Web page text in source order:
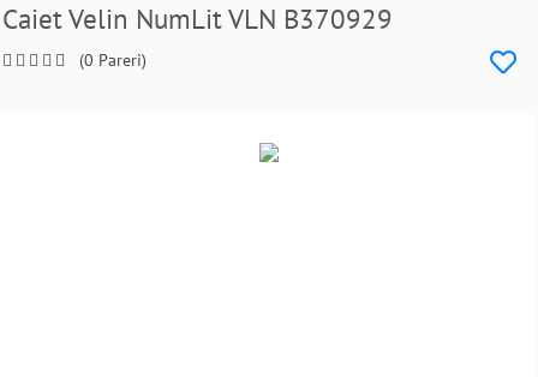
Caiet Velin NumLit VLN B370929
(0 Pareri)